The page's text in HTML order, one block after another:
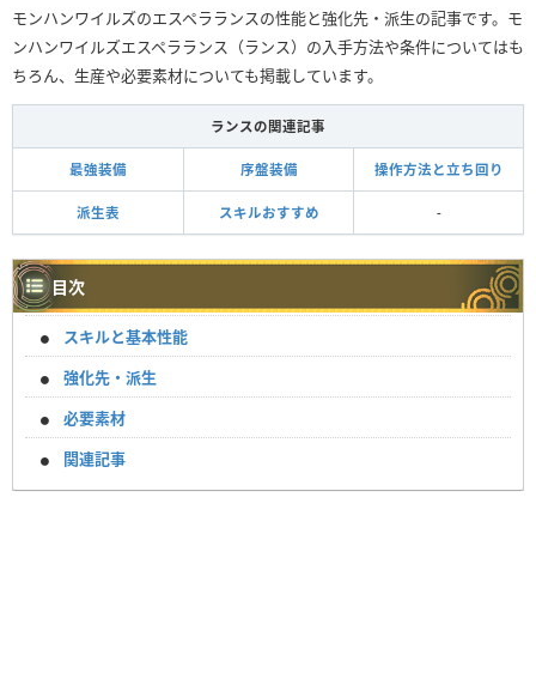
モンハンワイルズのエスペラランスの性能と強化先・派生の記事です。モ
ンハンワイルズエスペラランス（ランス）の入手方法や条件についてはも
ちろん、生産や必要素材についても掲載しています。
ランスの関連記事
最強装備 序盤装備 操作方法と立ち回り
派生表 スキルおすすめ -
目次
スキルと基本性能
強化先・派生
必要素材
関連記事